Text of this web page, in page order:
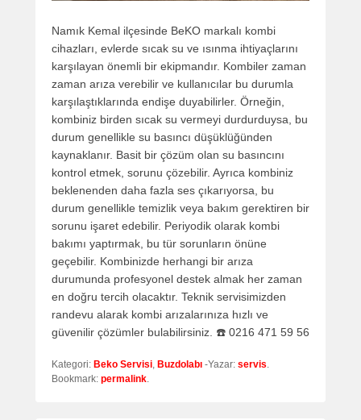
Namık Kemal ilçesinde BeKO markalı kombi
cihazları, evlerde sıcak su ve ısınma ihtiyaçlarını
karşılayan önemli bir ekipmandır. Kombiler zaman
zaman arıza verebilir ve kullanıcılar bu durumla
karşılaştıklarında endişe duyabilirler. Örneğin,
kombiniz birden sıcak su vermeyi durdurduysa, bu
durum genellikle su basıncı düşüklüğünden
kaynaklanır. Basit bir çözüm olan su basıncını
kontrol etmek, sorunu çözebilir. Ayrıca kombiniz
beklenenden daha fazla ses çıkarıyorsa, bu
durum genellikle temizlik veya bakım gerektiren bir
sorunu işaret edebilir. Periyodik olarak kombi
bakımı yaptırmak, bu tür sorunların önüne
geçebilir. Kombinizde herhangi bir arıza
durumunda profesyonel destek almak her zaman
en doğru tercih olacaktır. Teknik servisimizden
randevu alarak kombi arızalarınıza hızlı ve
güvenilir çözümler bulabilirsiniz. ☎️ 0216 471 59 56
Kategori: Beko Servisi Buzdolabı -Yazar: servis
Bookmark: permalink